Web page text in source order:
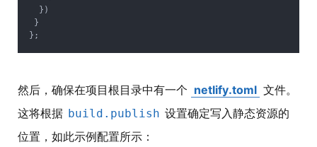
})
}
};
然后，确保在项目根目录中有一个 netlify.toml 文件。
这将根据 build.publish 设置确定写入静态资源的
位置，如此示例配置所示：